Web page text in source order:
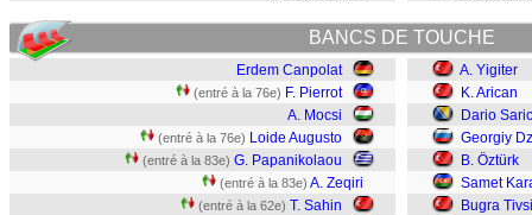
BANCS DE TOUCHE
Erdem Canpolat
(entré à la 76e) F. Pierrot
A. Mocsi
(entré à la 76e) Loide Augusto
(entré à la 83e) G. Papanikolaou
(entré à la 83e) A. Zeqiri
(entré à la 62e) T. Sahin
A. Yigiter
K. Arican
Dario Saric
Georgiy
B. Öztürk
Samet
Bugra